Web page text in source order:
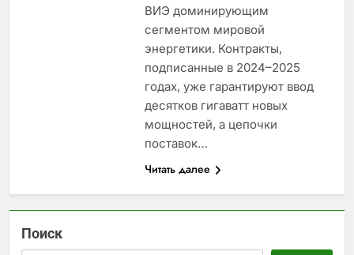
ВИЭ доминирующим
сегментом мировой
энергетики. Контракты,
подписанные в 2024–2025
годах, уже гарантируют ввод
десятков гигаватт новых
мощностей, а цепочки
поставок…
Читать далее
Поиск